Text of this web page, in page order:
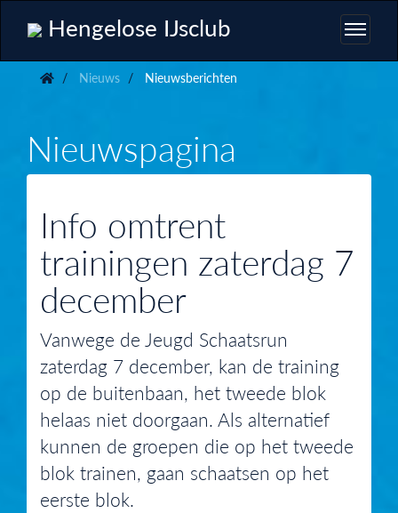
Hengelose IJsclub
Nieuws Nieuwsberichten
Nieuwspagina
Info omtrent
trainingen zaterdag 7
december
Vanwege de Jeugd Schaatsrun
zaterdag 7 december, kan de training
op de buitenbaan, het tweede blok
helaas niet doorgaan. Als alternatief
kunnen de groepen die op het tweede
blok trainen, gaan schaatsen op het
eerste blok.